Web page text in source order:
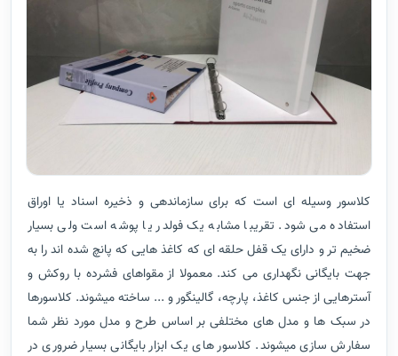
کلاسور وسیله ای است که برای سازماندهی و ذخیره اسناد یا اوراق
استفاده می شود. تقریبا مشابه یک فولدر یا پوشه است ولی بسیار
ضخیم تر و دارای یک قفل حلقه ای که کاغذ هایی که پانچ شده اند را به
جهت بایگانی نگهداری می کند. معمولا از مقواهای فشرده با روکش و
آسترهایی از جنس کاغذ، پارچه، گالینگور و ... ساخته میشوند. کلاسورها
در سبک ها و مدل های مختلفی بر اساس طرح و مدل مورد نظر شما
سفارش سازی میشوند. کلاسور های یک ابزار بایگانی بسیار ضروری در